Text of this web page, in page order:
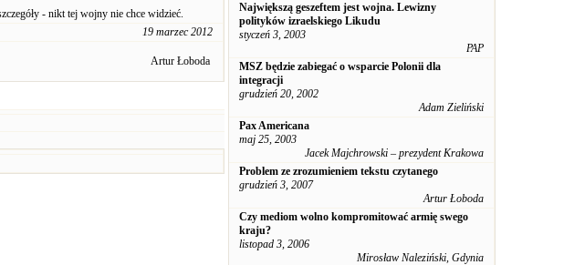
- nikt tej wojny nie chce widzieć.
19 marzec 2012
Artur Łoboda
Największą geszeftem jest wojna. Lewizny
polityków izraelskiego Likudu
styczeń 3, 2003
PAP
MSZ będzie zabiegać o wsparcie Polonii dla
integracji
grudzień 20, 2002
Adam Zieliński
Pax Americana
maj 25, 2003
Jacek Majchrowski – prezydent Krakowa
Problem ze zrozumieniem tekstu czytanego
grudzień 3, 2007
Artur Łoboda
Czy mediom wolno kompromitować armię swego
kraju?
listopad 3, 2006
Mirosław Naleziński, Gdynia